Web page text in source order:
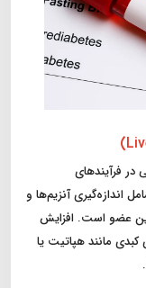
فرآیندهای
اندازه‌گیری آنزیم‌ها و
عضو است. افزایش
مانند هپاتیت یا